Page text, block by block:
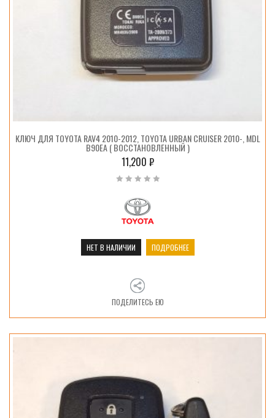
КЛЮЧ ДЛЯ TOYOTA RAV4 2010-2012, TOYOTA URBAN CRUISER 2010-, MDL
B90EA ( ВОССТАНОВЛЕННЫЙ )
11,200 ₽
НЕТ В НАЛИЧИИ ПОДРОБНЕЕ
ПОДЕЛИТЕСЬ ЕЮ